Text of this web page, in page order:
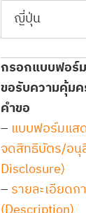
ญี่ปุ่น
กรอกแบบฟอร์
ขอรับความคุ้มค
คำขอ
– แบบฟอร์มแส
จดสิทธิบัตร/อนุ
Disclosure)
– รายละเอียด